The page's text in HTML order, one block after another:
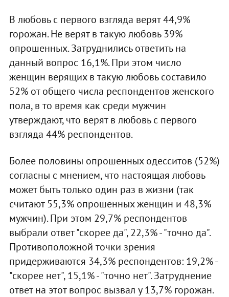
В любовь с первого взгляда верят 44,9%
горожан. Не верят в такую любовь 39%
опрошенных. Затруднились ответить на
данный вопрос 16,1%. При этом число
женщин верящих в такую любовь составило
52% от общего числа респондентов женского
пола, в то время как среди мужчин
утверждают, что верят в любовь с первого
взгляда 44% респондентов.
Более половины опрошенных одесситов (52%)
согласны с мнением, что настоящая любовь
может быть только один раз в жизни (так
считают 55,3% опрошенных женщин и 48,3%
мужчин). При этом 29,7% респондентов
выбрали ответ "скорее да", 22,3% - "точно да".
Противоположной точки зрения
придерживаются 34,3% респондентов: 19,2% -
"скорее нет", 15,1% - "точно нет". Затруднение
ответ на этот вопрос вызвал у 13,7% горожан.